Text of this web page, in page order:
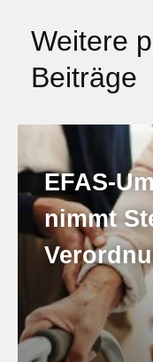
Weitere
Beiträge
EFAS-
nimmt